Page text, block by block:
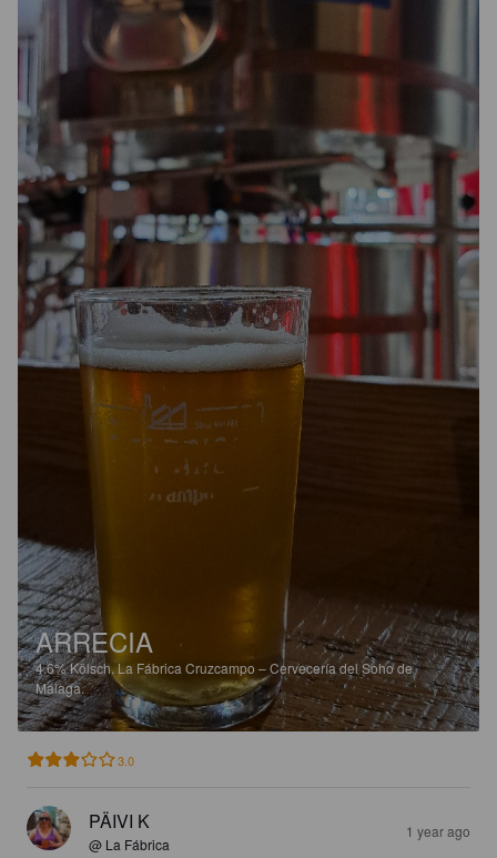
ARRECIA
4.6%Kölsch.La Fábrica Cruzcampo – Cervecería del Soho de
Málaga.
3.0
PÄIVI K
@ La Fábrica
1 year ago